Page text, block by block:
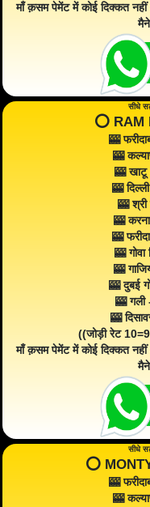
माँ क़सम पेमेंट में कोई दिक्कत
सीधे
⭕️ RAM
🎰
🎰
🎰
🎰
🎰
🎰
🎰
🎰
🎰
🎰 दुबई
🎰
🎰
((जोड़ी रेट
माँ क़सम पेमेंट में कोई दिक्कत
सीधे
⭕️
🎰
🎰